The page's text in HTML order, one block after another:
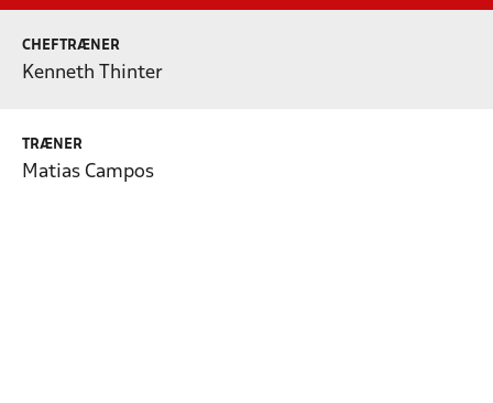
CHEFTRÆNER
Kenneth Thinter
TRÆNER
Matias Campos